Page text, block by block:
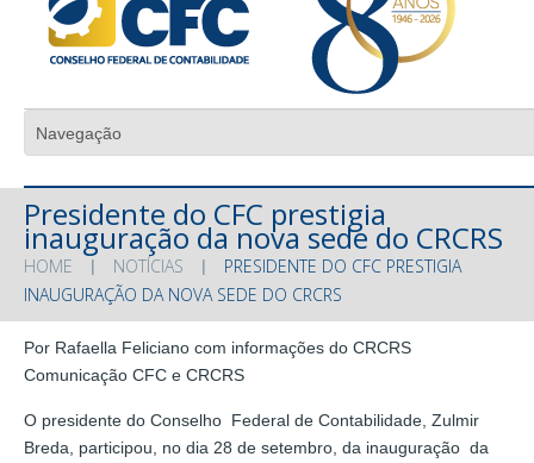
Presidente do CFC prestigia
inauguração da nova sede do CRCRS
HOME NOTÍCIAS
PRESIDENTE DO CFC PRESTIGIA
INAUGURAÇÃO DA NOVA SEDE DO CRCRS
Por Rafaella Feliciano com informações do CRCRS
Comunicação CFC e CRCRS
O presidente do Conselho Federal de Contabilidade, Zulmir
Breda, participou, no dia 28 de setembro, da inauguração da